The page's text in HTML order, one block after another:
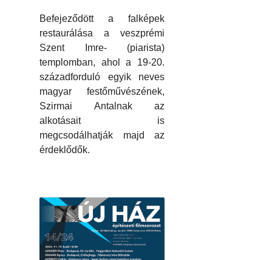
Befejeződött a falképek
restaurálása a veszprémi
Szent Imre- (piarista)
templomban, ahol a 19-20.
századforduló egyik neves
magyar festőművészének,
Szirmai Antalnak az
alkotásait is
megcsodálhatják majd az
érdeklődők.